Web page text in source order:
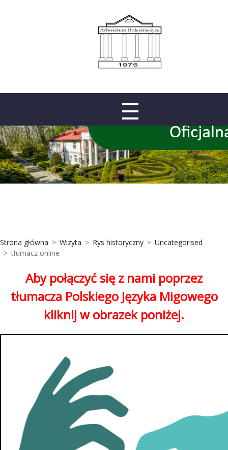
Strona główna Wizyta Rys historyczny
Uncategorised
tłumacz online
Aby połączyć się z nami poprzez
tłumacza Polskiego Języka Migowego
kliknij w obrazek poniżej.